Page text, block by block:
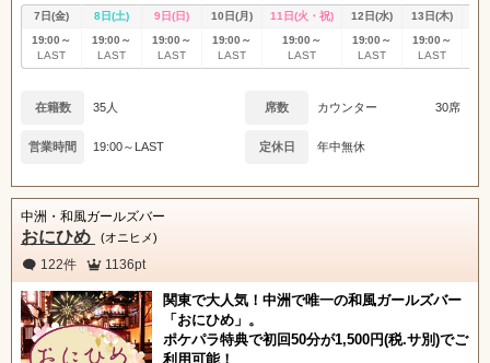
7日(金) 8日(土) 9日(日) 10日(月) 11日(火・祝) 12日(水) 13日(木)
19:00～
LAST
19:00～
LAST
19:00～
LAST
19:00～
LAST
19:00～
LAST
19:00～
LAST
19:00～
LAST
在籍数 35人 席数 カウンター 30席
営業時間 19:00～LAST 定休日 年中無休
中洲・和風ガールズバー
おにひめ (オニヒメ)
122件 1136pt
関東で大人気！中洲で唯一の和風ガールズバー
「おにひめ」。
ポケパラ特典で初回50分が1,500円(税.サ別)でご
利用可能！